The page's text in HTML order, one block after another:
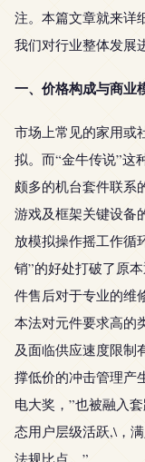
注。本篇文章就来详
我们对行业整体发展
一、价格构成与商业
市场上常见的家用或
拟。而“金牛传说”这
颇多的机台套件联系
游戏及框架关键设
放模拟操作摇工作循
销”的好处打破了原
件售后对于专业的维
本法对元件要求高的
及面临供应速度限制
撑低价的冲击管理产
电大奖，”也被融入
态用户层级活跃,\，
法规比点。”